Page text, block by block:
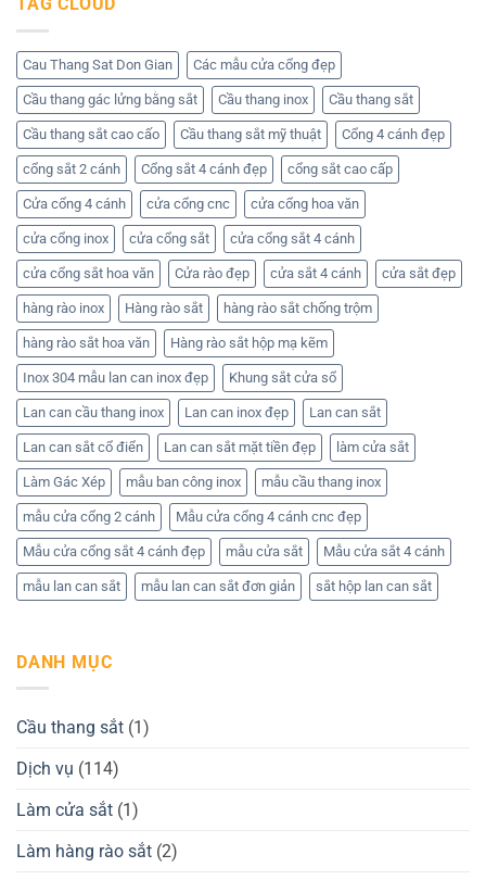
nhất
hiện
nay
Nhận
báo
giá
tốt
nhất
ở
Cơ
khí
Huỳnh
Tuấn
Phát
hàng
rào
đẹp
–
Liên
hệ
Cơ
khí
Huỳnh
Tuấn
Phát
để
nhận
báo
giá
Cau Thang Sat Don Gian Các mẫu cửa cổng đẹp
Cầu thang gác lửng bằng sắt Cầu thang inox Cầu thang sắt
Cầu thang sắt cao cấo Cầu thang sắt mỹ thuật Cổng 4 cánh đẹp
cổng sắt 2 cánh Cổng sắt 4 cánh đẹp cổng sắt cao cấp
Cửa cổng 4 cánh cửa cổng cnc cửa cổng hoa văn
cửa cổng inox cửa cổng sắt cửa cổng sắt 4 cánh
cửa cổng sắt hoa văn Cửa rào đẹp cửa sắt 4 cánh cửa sắt đẹp
hàng rào inox Hàng rào sắt hàng rào sắt chống trộm
hàng rào sắt hoa văn Hàng rào sắt hộp mạ kẽm
Inox 304 mẫu lan can inox đẹp Khung sắt cửa sổ
Lan can cầu thang inox Lan can inox đẹp Lan can sắt
Lan can sắt cổ điển Lan can sắt mặt tiền đẹp làm cửa sắt
Làm Gác Xép mẫu ban công inox mẫu cầu thang inox
mẫu cửa cổng 2 cánh Mẫu cửa cổng 4 cánh cnc đẹp
Mẫu cửa cổng sắt 4 cánh đẹp mẫu cửa sắt Mẫu cửa sắt 4 cánh
mẫu lan can sắt mẫu lan can sắt đơn giản sắt hộp lan can sắt
DANH MỤC
Cầu thang sắt (1)
Dịch vụ (114)
Làm cửa sắt (1)
Làm hàng rào sắt (2)